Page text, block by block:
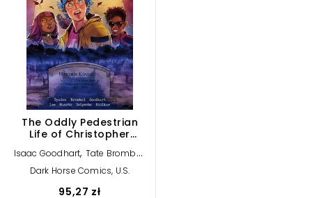
The Oddly Pedestrian
Life of Christopher
Isaac Goodhart, Tate Brombal
James Tynion IV
Dark Horse Comics, U.S.
95,27 zł